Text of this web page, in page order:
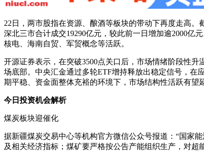
22日，两市股指在资源、酿酒等板块的带动下再度走高。
深北三市合计成交19290亿元，较此前一日增加逾2000亿
核电、海南自贸、军贸概念等活跃。
开源证券表示，在突破3500点关口后，市场情绪阶段性
场底部。中央汇金通过多轮ETF增持释放出稳定信号，在
期平稳、资金面整体充裕的环境下，市场结构性活跃有望
今日投资机会解析
煤炭板块迎催化
据新疆煤炭交易中心等机构官方微信公众号报道：“国家
及相关经济指标；煤矿要严格按公告产能组织生产，对超